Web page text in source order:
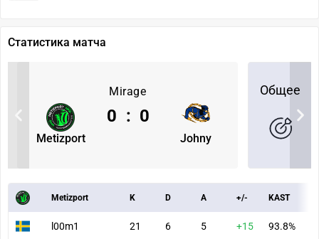
Статистика матча
Mirage
Metizport Johny
0 : 0
Общее
Metizport K D A +/- KAST
l00m1 21 6 5 +15 93.8%